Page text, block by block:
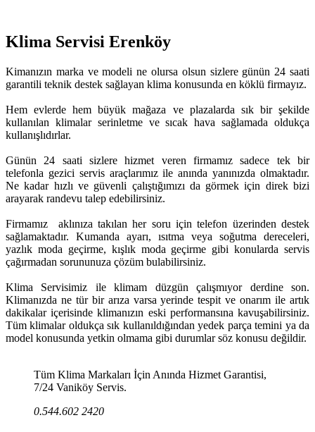
Klima Servisi Erenköy
Kimanızın marka ve modeli ne olursa olsun sizlere günün 24 saati
garantili teknik destek sağlayan klima konusunda en köklü firmayız.
Hem evlerde hem büyük mağaza ve plazalarda sık bir şekilde
kullanılan klimalar serinletme ve sıcak hava sağlamada oldukça
kullanışlıdırlar.
Günün 24 saati sizlere hizmet veren firmamız sadece tek bir
telefonla gezici servis araçlarımız ile anında yanınızda olmaktadır.
Ne kadar hızlı ve güvenli çalıştığımızı da görmek için direk bizi
arayarak randevu talep edebilirsiniz.
Firmamız aklınıza takılan her soru için telefon üzerinden destek
sağlamaktadır. Kumanda ayarı, ısıtma veya soğutma dereceleri,
yazlık moda geçirme, kışlık moda geçirme gibi konularda servis
çağırmadan sorununuza çözüm bulabilirsiniz.
Klima Servisimiz ile klimam düzgün çalışmıyor derdine son.
Klimanızda ne tür bir arıza varsa yerinde tespit ve onarım ile artık
dakikalar içerisinde klimanızın eski performansına kavuşabilirsiniz.
Tüm klimalar oldukça sık kullanıldığından yedek parça temini ya da
model konusunda yetkin olmama gibi durumlar söz konusu değildir.
Tüm Klima Markaları İçin Anında Hizmet Garantisi,
7/24 Vaniköy Servis.
0.544.602 2420